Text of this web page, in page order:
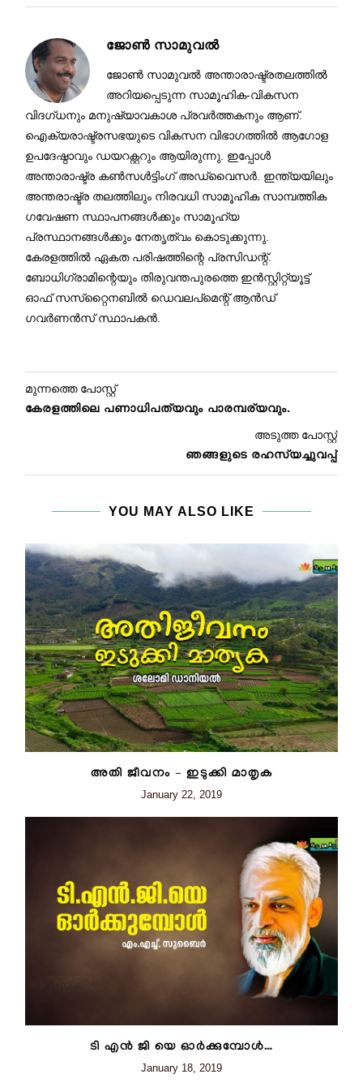
ജോണ്‍ സാമുവല്‍
ജോൺ സാമുവൽ അന്താരാഷ്ട്രതലത്തിൽ
അറിയപ്പെടുന്ന സാമൂഹിക-വികസന
വിദഗ്ധനും മനുഷ്യാവകാശ പ്രവർത്തകനും ആണ്.
ഐക്യരാഷ്ട്രസഭയുടെ വികസന വിഭാഗത്തിൽ ആഗോള
ഉപദേഷ്ഠാവും ഡയറക്റ്ററും ആയിരുന്നു. ഇപ്പോൾ
അന്താരാഷ്ട്ര കൺസൾട്ടിംഗ് അഡ്വൈസർ. ഇന്ത്യയിലും
അന്തരാഷ്ട്ര തലത്തിലും നിരവധി സാമൂഹിക സാമ്പത്തിക
ഗവേഷണ സ്ഥാപനങ്ങൾക്കും സാമൂഹ്യ
പ്രസ്ഥാനങ്ങൾക്കും നേതൃത്വം കൊടുക്കുന്നു.
കേരളത്തിൽ ഏകത പരിഷത്തിന്റെ പ്രസിഡന്റ്.
ബോധിഗ്രാമിന്റെയും തിരുവന്തപുരത്തെ ഇൻസ്റ്റിറ്റ്യൂട്ട്
ഓഫ് സസ്‌റ്റൈനബിൽ ഡെവലപ്മെന്റ് ആൻഡ്
ഗവർണൻസ് സ്ഥാപകൻ.
മുന്നത്തെ പോസ്റ്റ്
കേരളത്തിലെ പണാധിപത്യവും പാരമ്പര്യവും.
അടുത്ത പോസ്റ്റ്
ഞങ്ങളുടെ രഹസ്യച്ചുവപ്പ്‌
YOU MAY ALSO LIKE
അതി ജീവനം – ഇടുക്കി മാതൃക
January 22, 2019
ടി എൻ ജി യെ ഓർക്കുമ്പോൾ…
January 18, 2019